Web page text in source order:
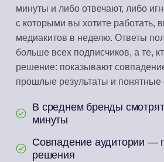
минуты и либо отвечают, либо
с которыми вы хотите работать,
медиакитов в неделю. Ответы
больше всех подписчиков, а те,
решение: показывают
прошлые результаты и понятные
В среднем бренды
минуты
Совпадение аудитории —
решения